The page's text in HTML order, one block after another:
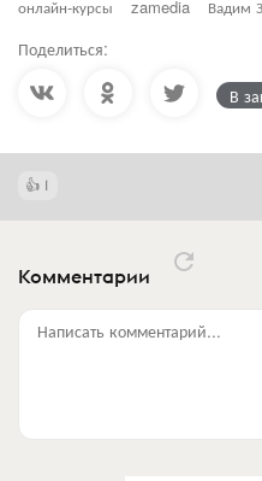
онлайн-курсы zamedia Вадим
Поделиться:
В
1
Комментарии
Написать комментарий...